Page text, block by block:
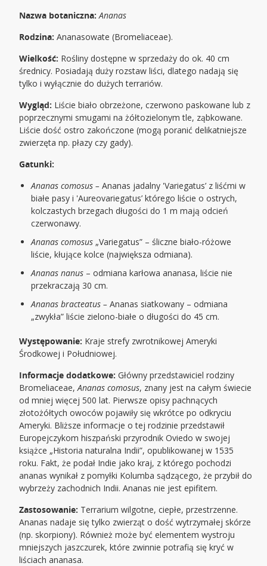
Nazwa botaniczna: Ananas
Rodzina: Ananasowate (Bromeliaceae).
Wielkość: Rośliny dostępne w sprzedaży do ok. 40 cm
średnicy. Posiadają duży rozstaw liści, dlatego nadają się
tylko i wyłącznie do dużych terrariów.
Wygląd: Liście biało obrzeżone, czerwono paskowane lub z
poprzecznymi smugami na żółtozielonym tle, ząbkowane.
Liście dość ostro zakończone (mogą poranić delikatniejsze
zwierzęta np. płazy czy gady).
Gatunki:
Ananas comosus –Ananas jadalny 'Variegatus’ z liśćmi w
białe pasy i 'Aureovariegatus’ którego liście o ostrych,
kolczastych brzegach długości do 1 m mają odcień
czerwonawy.
Ananas comosus „Variegatus” – śliczne biało-różowe
liście, kłujące kolce (największa odmiana).
Ananas nanus – odmiana karłowa ananasa, liście nie
przekraczają 30 cm.
Ananas bracteatus –Ananas siatkowany – odmiana
„zwykła” liście zielono-białe o długości do 45 cm.
Występowanie: Kraje strefy zwrotnikowej Ameryki
Środkowej i Południowej.
Informacje dodatkowe:Główny przedstawiciel rodziny
Bromeliaceae,Ananas comosus, znany jest na całym świecie
od mniej więcej 500 lat. Pierwsze opisy pachnących
złotożółtych owoców pojawiły się wkrótce po odkryciu
Ameryki. Bliższe informacje o tej rodzinie przedstawił
Europejczykom hiszpański przyrodnik Oviedo w swojej
książce „Historia naturalna Indii”, opublikowanej w 1535
roku. Fakt, że podał Indie jako kraj, z którego pochodzi
ananas wynikał z pomyłki Kolumba sądzącego, że przybił do
wybrzeży zachodnich Indii. Ananas nie jest epifitem.
Zastosowanie: Terrarium wilgotne, ciepłe, przestrzenne.
Ananas nadaje się tylko zwierząt o dość wytrzymałej skórze
(np. skorpiony). Również może być elementem wystroju
mniejszych jaszczurek, które zwinnie potrafią się kryć w
liściach ananasa.